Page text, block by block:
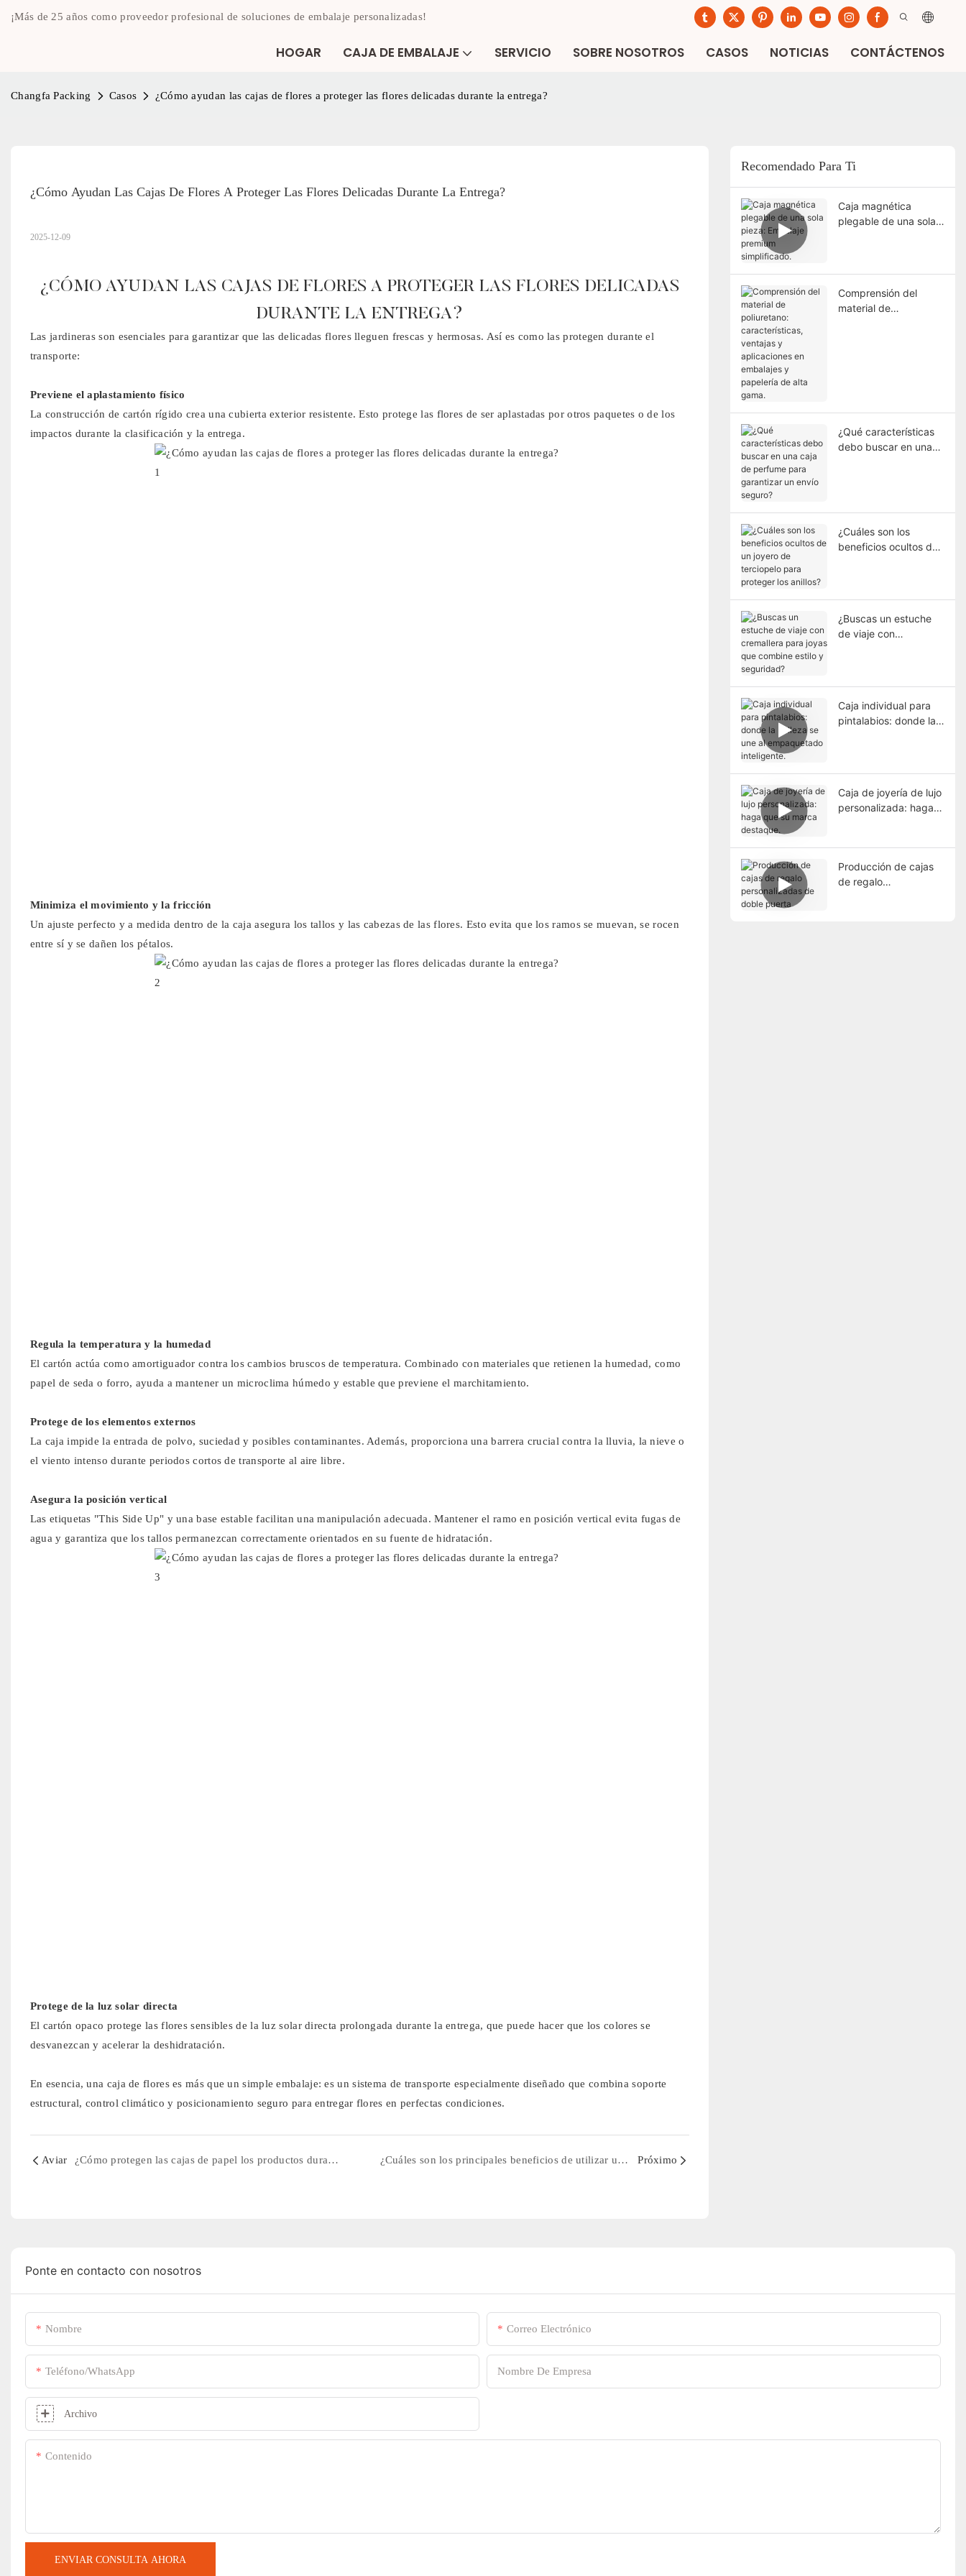
¡Más de 25 años como proveedor profesional de soluciones de embalaje personalizadas!
HOGAR CAJA DE EMBALAJE SERVICIO SOBRE NOSOTROS CASOS NOTICIAS CONTÁCTENOS
Changfa Packing Casos ¿Cómo ayudan las cajas de flores a proteger las flores delicadas durante la entrega?
¿Cómo Ayudan Las Cajas De Flores A Proteger Las Flores Delicadas Durante La Entrega?
2025-12-09
¿CÓMO AYUDAN LAS CAJAS DE FLORES A PROTEGER LAS FLORES DELICADAS
DURANTE LA ENTREGA?
Las jardineras son esenciales para garantizar que las delicadas flores lleguen frescas y hermosas. Así es como las protegen durante el
transporte:
Previene el aplastamiento físico
La construcción de cartón rígido crea una cubierta exterior resistente. Esto protege las flores de ser aplastadas por otros paquetes o de los
impactos durante la clasificación y la entrega.
Minimiza el movimiento y la fricción
Un ajuste perfecto y a medida dentro de la caja asegura los tallos y las cabezas de las flores. Esto evita que los ramos se muevan, se rocen
entre sí y se dañen los pétalos.
Regula la temperatura y la humedad
El cartón actúa como amortiguador contra los cambios bruscos de temperatura. Combinado con materiales que retienen la humedad, como
papel de seda o forro, ayuda a mantener un microclima húmedo y estable que previene el marchitamiento.
Protege de los elementos externos
La caja impide la entrada de polvo, suciedad y posibles contaminantes. Además, proporciona una barrera crucial contra la lluvia, la nieve o
el viento intenso durante periodos cortos de transporte al aire libre.
Asegura la posición vertical
Las etiquetas "This Side Up" y una base estable facilitan una manipulación adecuada. Mantener el ramo en posición vertical evita fugas de
agua y garantiza que los tallos permanezcan correctamente orientados en su fuente de hidratación.
Protege de la luz solar directa
El cartón opaco protege las flores sensibles de la luz solar directa prolongada durante la entrega, que puede hacer que los colores se
desvanezcan y acelerar la deshidratación.
En esencia, una caja de flores es más que un simple embalaje: es un sistema de transporte especialmente diseñado que combina soporte
estructural, control climático y posicionamiento seguro para entregar flores en perfectas condiciones.
Aviar ¿Cómo protegen las cajas de papel los productos durante el envío y el almacenamiento? ¿Cuáles son los principales beneficios de utilizar un joyero para organizar sus preciados accesorios? Próximo
Recomendado Para Ti
Caja magnética
plegable de una sola
Comprensión del
material de
¿Qué características
debo buscar en una
¿Cuáles son los
beneficios ocultos de
¿Buscas un estuche
de viaje con
Caja individual para
pintalabios: donde la
Caja de joyería de lujo
personalizada: haga
Producción de cajas
de regalo
Ponte en contacto con nosotros
Nombre Correo Electrónico
Teléfono/WhatsApp Nombre De Empresa
Archivo
Contenido
ENVIAR CONSULTA AHORA